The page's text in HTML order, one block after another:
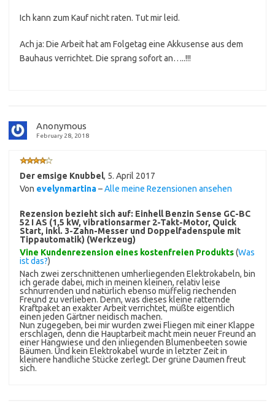
Ich kann zum Kauf nicht raten. Tut mir leid.
Ach ja: Die Arbeit hat am Folgetag eine Akkusense aus dem
Bauhaus verrichtet. Die sprang sofort an…..!!!
Anonymous
February 28, 2018
Der emsige Knubbel, 5. April 2017
Von evelynmartina–Alle meine Rezensionen ansehen
Rezension bezieht sich auf: Einhell Benzin Sense GC-BC
52 I AS (1,5 kW, vibrationsarmer 2-Takt-Motor, Quick
Start, inkl. 3-Zahn-Messer und Doppelfadenspule mit
Tippautomatik) (Werkzeug)
Vine Kundenrezension eines kostenfreien Produkts(Was
ist das?)
Nach zwei zerschnittenen umherliegenden Elektrokabeln, bin
ich gerade dabei, mich in meinen kleinen, relativ leise
schnurrenden und natürlich ebenso müffelig riechenden
Freund zu verlieben. Denn, was dieses kleine ratternde
Kraftpaket an exakter Arbeit verrichtet, müßte eigentlich
einen jeden Gärtner neidisch machen.
Nun zugegeben, bei mir wurden zwei Fliegen mit einer Klappe
erschlagen, denn die Hauptarbeit macht mein neuer Freund an
einer Hangwiese und den inliegenden Blumenbeeten sowie
Bäumen. Und kein Elektrokabel wurde in letzter Zeit in
kleinere handliche Stücke zerlegt. Der grüne Daumen freut
sich.